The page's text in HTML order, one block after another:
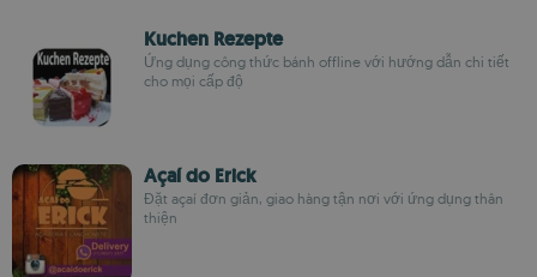
Kuchen Rezepte
Ứng dụng công thức bánh offline với hướng dẫn chi tiết
cho mọi cấp độ
Açaí do Erick
Đặt açaí đơn giản, giao hàng tận nơi với ứng dụng thân
thiện